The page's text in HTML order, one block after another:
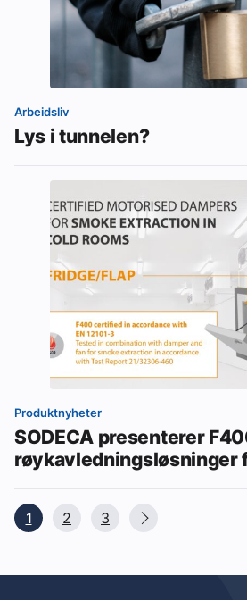
Arbeidsliv
Lys i tunnelen?
Produktnyheter
SODECA presenterer
røykavledningsløsninger
1 2 3